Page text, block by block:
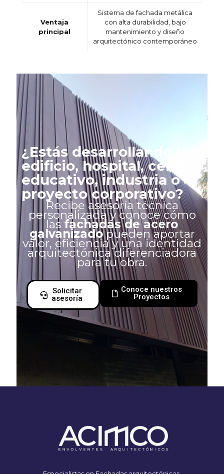
Ventaja
principal
Sistema de fachada metálica
con alta durabilidad, bajo
mantenimiento y diseño
arquitectónico contemporáneo
¿Estás desarrollando un
edificio, hospital, centro
educativo, industria o
proyecto corporativo?
Recibe asesoría técnica
personalizada y conoce cómo
las fachadas de acero
galvanizadopueden aportar
valor, eficiencia y una identidad
arquitectónica diferenciadora
para tu obra.
Solicitar
asesoría
Conoce nuestros
Proyectos